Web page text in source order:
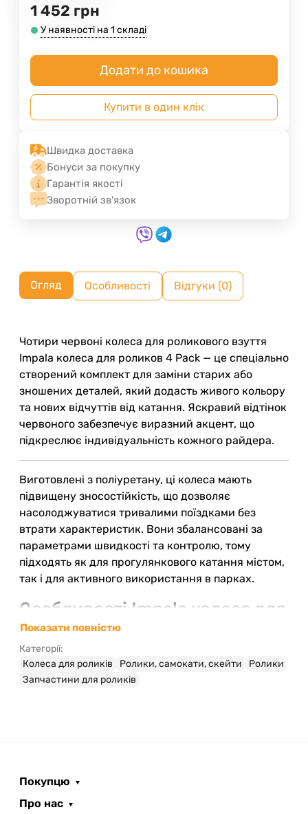
1 452 грн
У наявності на 1 складі
Додати до кошика
Купити в один клік
Швидка доставка
Бонуси за покупку
Гарантія якості
Зворотній зв'язок
Огляд Особливості Відгуки (0)
Чотири червоні колеса для роликового взуття
Impala колеса для роликов 4 Pack — це спеціально
створений комплект для заміни старих або
зношених деталей, який додасть живого кольору
та нових відчуттів від катання. Яскравий відтінок
червоного забезпечує виразний акцент, що
підкреслює індивідуальність кожного райдера.
Виготовлені з поліуретану, ці колеса мають
підвищену зносостійкість, що дозволяє
насолоджуватися тривалими поїздками без
втрати характеристик. Вони збалансовані за
параметрами швидкості та контролю, тому
підходять як для прогулянкового катання містом,
так і для активного використання в парках.
Особливості Impala колеса для
роликов 4 Pack - Red
Комплект із чотирьох коліс
рішення для повної заміни коліс на ваших
роликах.
комфортне і впевнене катання навіть на
різних поверхнях.
Показати повністю
Категорії:
Колеса для роликів
Ролики, самокати, скейти
Ролики
Запчастини для роликів
Покупцю
Про нас